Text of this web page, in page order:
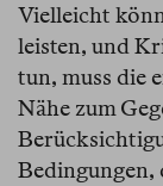
Vielleicht
leisten, und
tun, muss die
Nähe zum
Bedingungen,